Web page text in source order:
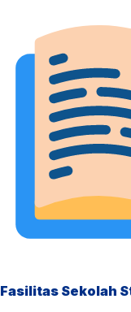
Fasilitas Sekolah